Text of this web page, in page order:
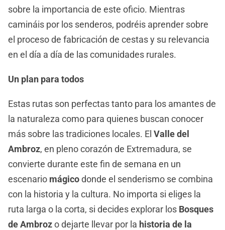
sobre la importancia de este oficio. Mientras
camináis por los senderos, podréis aprender sobre
el proceso de fabricación de cestas y su relevancia
en el día a día de las comunidades rurales.
Un plan para todos
Estas rutas son perfectas tanto para los amantes de
la naturaleza como para quienes buscan conocer
más sobre las tradiciones locales. El Valle del
Ambroz, en pleno corazón de Extremadura, se
convierte durante este fin de semana en un
escenario mágicodonde el senderismo se combina
con la historia y la cultura. No importa si eliges la
ruta larga o la corta, si decides explorar los Bosques
de Ambrozo dejarte llevar por la historia de la